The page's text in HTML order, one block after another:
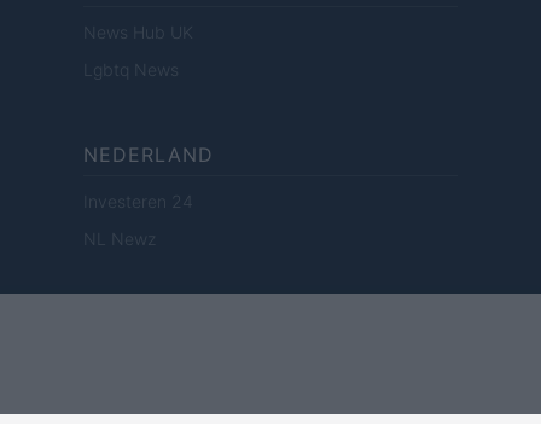
News Hub UK
Lgbtq News
NEDERLAND
Investeren 24
NL Newz